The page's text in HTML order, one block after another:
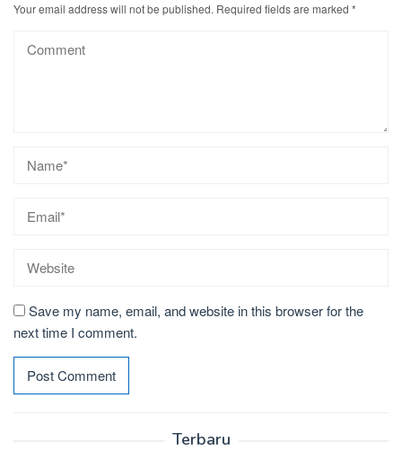
Your email address will not be published. Required fields are marked *
Save my name, email, and website in this browser for the
next time I comment.
Terbaru